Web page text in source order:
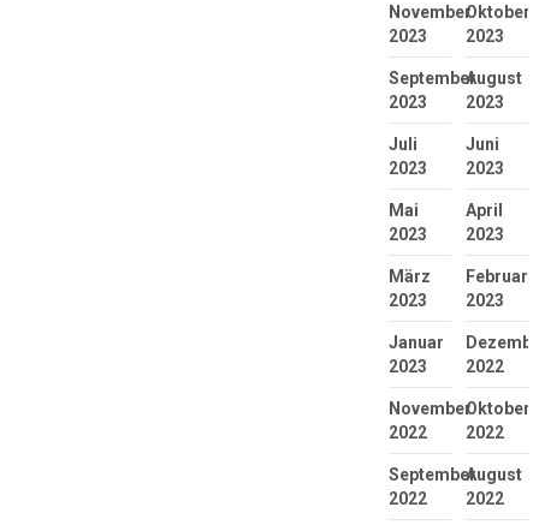
November
2023
Oktober
2023
September
2023
August
2023
Juli
2023
Juni
2023
Mai
2023
April
2023
März
2023
Februar
2023
Januar
2023
2022
November
2022
Oktober
2022
September
2022
August
2022